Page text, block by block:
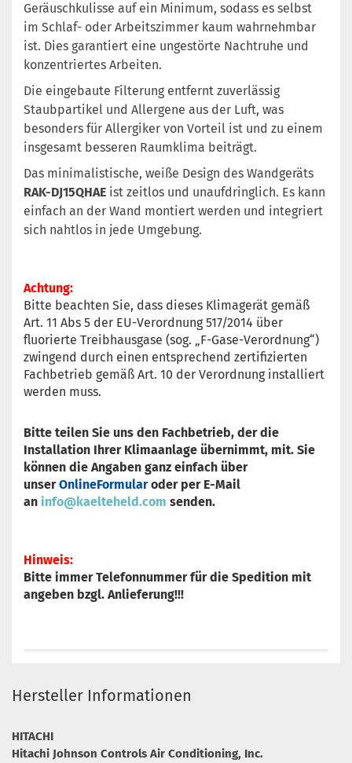
Geräuschkulisse auf ein Minimum, sodass es selbst
im Schlaf- oder Arbeitszimmer kaum wahrnehmbar
ist. Dies garantiert eine ungestörte Nachtruhe und
konzentriertes Arbeiten.
Die eingebaute Filterung entfernt zuverlässig
Staubpartikel und Allergene aus der Luft, was
besonders für Allergiker von Vorteil ist und zu einem
insgesamt besseren Raumklima beiträgt.
Das minimalistische, weiße Design des Wandgeräts
RAK-DJ15QHAE ist zeitlos und unaufdringlich. Es kann
einfach an der Wand montiert werden und integriert
sich nahtlos in jede Umgebung.
Achtung:
Bitte beachten Sie, dass dieses Klimagerät gemäß
Art. 11 Abs 5 der EU-Verordnung 517/2014 über
fluorierte Treibhausgase (sog. „F-Gase-Verordnung“)
zwingend durch einen entsprechend zertifizierten
Fachbetrieb gemäß Art. 10 der Verordnung installiert
werden muss.
Bitte teilen Sie uns den Fachbetrieb, der die
Installation Ihrer Klimaanlage übernimmt, mit. Sie
können die Angaben ganz einfach über
unserOnlineFormularoder per E-Mail
an info@kaelteheld.com senden.
Hinweis:
Bitte immer Telefonnummer für die Spedition mit
angeben bzgl. Anlieferung!!!
Hersteller Informationen
HITACHI
Hitachi Johnson Controls Air Conditioning, Inc.